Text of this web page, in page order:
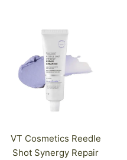
VT Cosmetics Reedle
Shot Synergy Repair